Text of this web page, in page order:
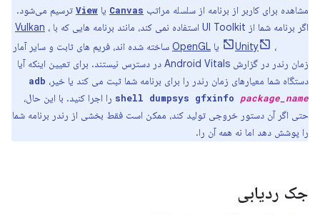
مشاهده برای کاربر از برنامه از سلسله مراتب Canvas یا View ترسیم می‌شود.
اگر برنامه شما از UI Toolkit استفاده نمی کند، مانند برنامه هایی که با
Vulkan ،
Unity
، یا OpenGL ساخته شده اند، فریم های ثابت و سایر آمار
زمان رندر در گزارش Android Vitals در دسترس نیستند. برای تعیین اینکه آیا
دستگاه شما معیارهای زمان رندر را برای برنامه شما ثبت می کند یا خیر، adb
shell dumpsys gfxinfo package_name
را اجرا کنید. با این حال،
حتی اگر آن دستور خروجی تولید کند، ممکن است فقط بخشی از رندر برنامه شما
را پوشش دهد اما نه همه آن را.
جک ردیابی